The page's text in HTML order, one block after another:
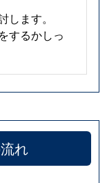
ます。
するかしっ
れ